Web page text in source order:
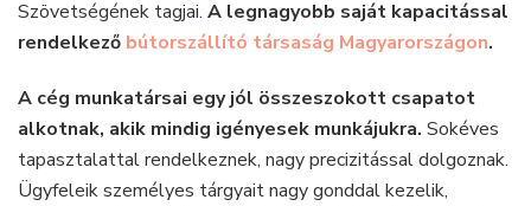
Szövetségének tagjai. A legnagyobb saját kapacitással
rendelkező bútorszállító társaság Magyarországon.
A cég munkatársai egy jól összeszokott csapatot
alkotnak, akik mindig igényesek munkájukra. Sokéves
tapasztalattal rendelkeznek, nagy precizitással dolgoznak.
Ügyfeleik személyes tárgyait nagy gonddal kezelik,